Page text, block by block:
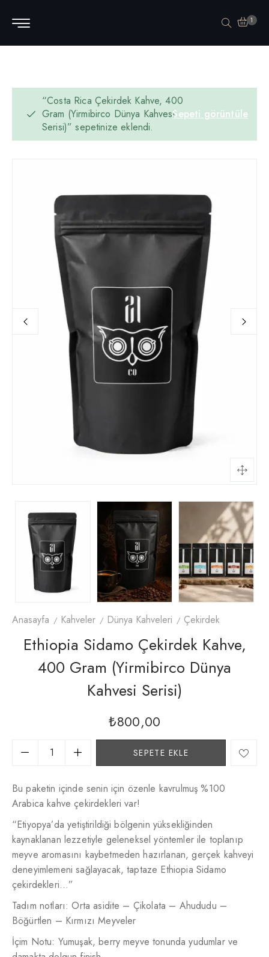
1
Sepeti görüntüle
“Costa Rica Çekirdek Kahve, 400
Gram (Yirmibirco Dünya Kahvesi
Serisi)” sepetinize eklendi.
Anasayfa Kahveler Dünya Kahveleri Çekirdek
Ethiopia Sidamo Çekirdek Kahve,
400 Gram (Yirmibirco Dünya
Kahvesi Serisi)
₺800,00
SEPETE EKLE
Bu paketin içinde senin için özenle kavrulmuş %100
Arabica kahve çekirdekleri var!
“Etiyopya’da yetiştirildiği bölgenin yüksekliğinden
kaynaklanan lezzetiyle geleneksel yöntemler ile toplanıp
meyve aromasını kaybetmeden hazırlanan, gerçek kahveyi
deneyimlemeni sağlayacak, taptaze Ethiopia Sidamo
çekirdekleri…”
Tadım notları: Orta asidite – Çikolata – Ahududu –
Böğürtlen – Kırmızı Meyveler
İçim Notu: Yumuşak, berry meyve tonunda yudumlar ve